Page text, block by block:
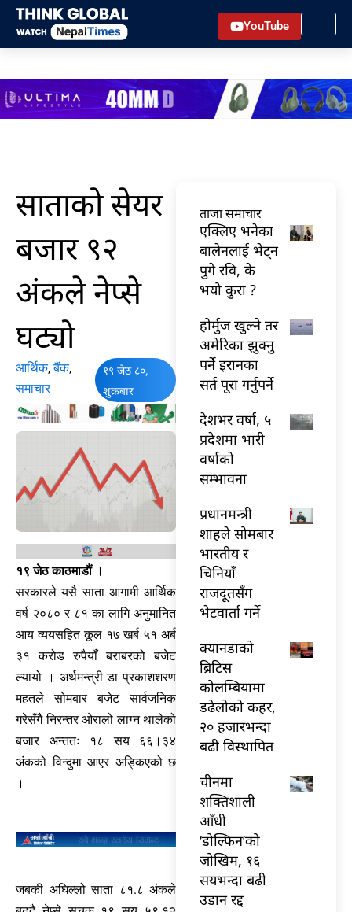
Skip
content
YouTube
साताको सेयर
बजार ९२
अंकले नेप्से
घट्यो
आर्थिक,बैंक,
समाचार
१९ जेठ ८०,
शुक्रबार
१९ जेठ काठमाडौं ।
सरकारले यसै साता आगामी आर्थिक
वर्ष २०८० र ८१ का लागि अनुमानित
आय व्ययसहित कूल १७ खर्ब ५१ अर्ब
३१ करोड रुपैयाँ बराबरको बजेट
ल्यायो । अर्थमन्त्री डा प्रकाशशरण
महतले सोमबार बजेट सार्वजनिक
गरेसँगै निरन्तर ओरालो लाग्न थालेको
बजार अन्ततः १८ सय ६६।३४
अंकको विन्दुमा आएर अड्किएको छ
।
जबकी अघिल्लो साता ८१.८ अंकले
ताजा समाचार
एक्लिए भनेका
बालेनलाई भेट्न
पुगे रवि, के
भयो कुरा ?
होर्मुज खुल्ने तर
अमेरिका झुक्नु
पर्ने इरानका
सर्त पूरा गर्नुपर्ने
देशभर वर्षा, ५
प्रदेशमा भारी
वर्षाको
सम्भावना
प्रधानमन्त्री
शाहले सोमबार
भारतीय र
चिनियाँ
राजदूतसँग
भेटवार्ता गर्ने
क्यानडाको
ब्रिटिस
कोलम्बियामा
डढेलोको कहर,
२० हजारभन्दा
बढी विस्थापित
चीनमा
शक्तिशाली
आँधी
‘डोल्फिन’को
जोखिम, १६
सयभन्दा बढी
उडान रद्द